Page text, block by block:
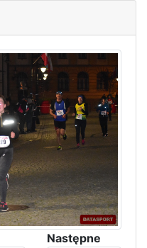
Następne